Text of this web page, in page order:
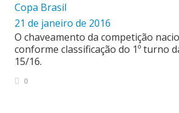
Copa Brasil
21 de janeiro de 2016
O chaveamento da competição
conforme classificação do 1º turno
15/16.
0